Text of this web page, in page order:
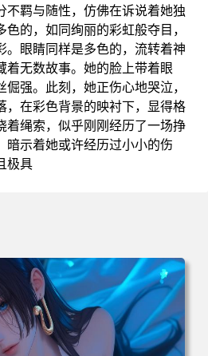
不羁与随性，仿佛在诉说着她独
的，如同绚丽的彩虹般夺目，
。眼睛同样是多色的，流转着神
着无数故事。她的脸上带着眼
强。此刻，她正伤心地哭泣，
，在彩色背景的映衬下，显得格
着绳索，似乎刚刚经历了一场挣
暗示着她或许经历过小小的伤
极具